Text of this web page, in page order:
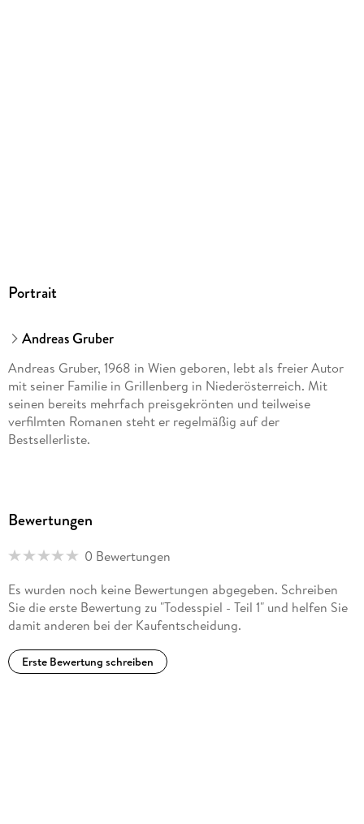
Portrait
Andreas Gruber
Andreas Gruber, 1968 in Wien geboren, lebt als freier Autor
mit seiner Familie in Grillenberg in Niederösterreich. Mit
seinen bereits mehrfach preisgekrönten und teilweise
verfilmten Romanen steht er regelmäßig auf der
Bestsellerliste.
Bewertungen
0 Bewertungen
Es wurden noch keine Bewertungen abgegeben. Schreiben
Sie die erste Bewertung zu "Todesspiel - Teil 1" und helfen Sie
damit anderen bei der Kaufentscheidung.
Erste Bewertung schreiben